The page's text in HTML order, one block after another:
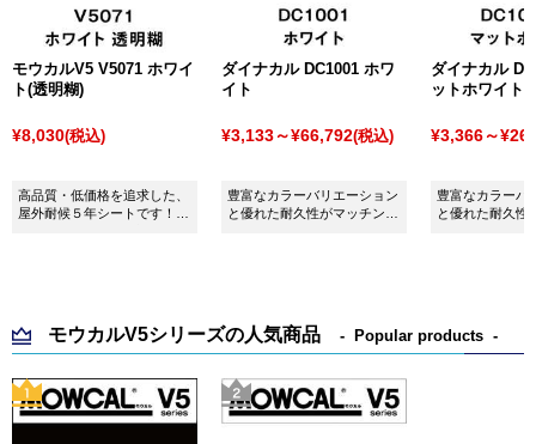
モウカルV5 V5071 ホワイ
ト(透明糊)
¥8,030(税込)
高品質・低価格を追求した、
屋外耐候５年シートです！
ダイナカル DC1001 ホワ
イト
¥3,133～¥66,792(税込)
豊富なカラーバリエーション
と優れた耐久性がマッチング
ダイナカル
ットホワイト
¥3,366～
豊富なカラーバ
と優れた耐久性
モウカルV5シリーズの人気商品 Popular products